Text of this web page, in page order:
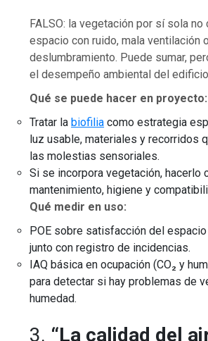
FALSO: la vegetación por sí sola no
espacio con ruido, mala ventilación o
deslumbramiento. Puede sumar,
el desempeño ambiental del
Qué se puede hacer en proyecto:
Tratar labiofilia como estrategia
luz usable, materiales y recorridos
las molestias sensoriales.
Si se incorpora vegetación, hacerlo
mantenimiento, higiene y
Qué medir en uso:
POE sobre satisfacción del
junto con registro de incidencias.
IAQ básica en ocupación (CO₂ y
para detectar si hay problemas de
humedad.
3. “La calidad del